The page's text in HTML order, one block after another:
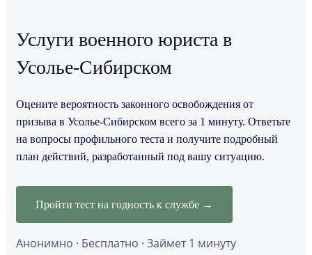
Услуги военного юриста в
Усолье-Сибирском
Оцените вероятность законного освобождения от
призыва в Усолье-Сибирском всего за 1 минуту. Ответьте
на вопросы профильного теста и получите подробный
план действий, разработанный под вашу ситуацию.
Пройти тест на годность к службе →
Анонимно · Бесплатно · Займет 1 минуту